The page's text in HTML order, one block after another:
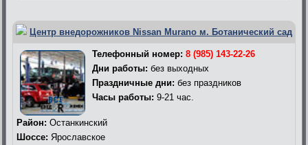
Центр внедорожников Nissan Murano м. Ботанический сад
Телефонный номер: 8 (985) 143-22-26
Дни работы: без выходных
Праздничные дни: без праздников
Часы работы: 9-21 час.
Район: Останкинский
Шоссе: Ярославское